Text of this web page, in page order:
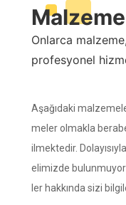
Onlarca
profesyonel
Aşağıdaki
meler olmakla
ilmektedir.
elimizde
ler hakkında sizi